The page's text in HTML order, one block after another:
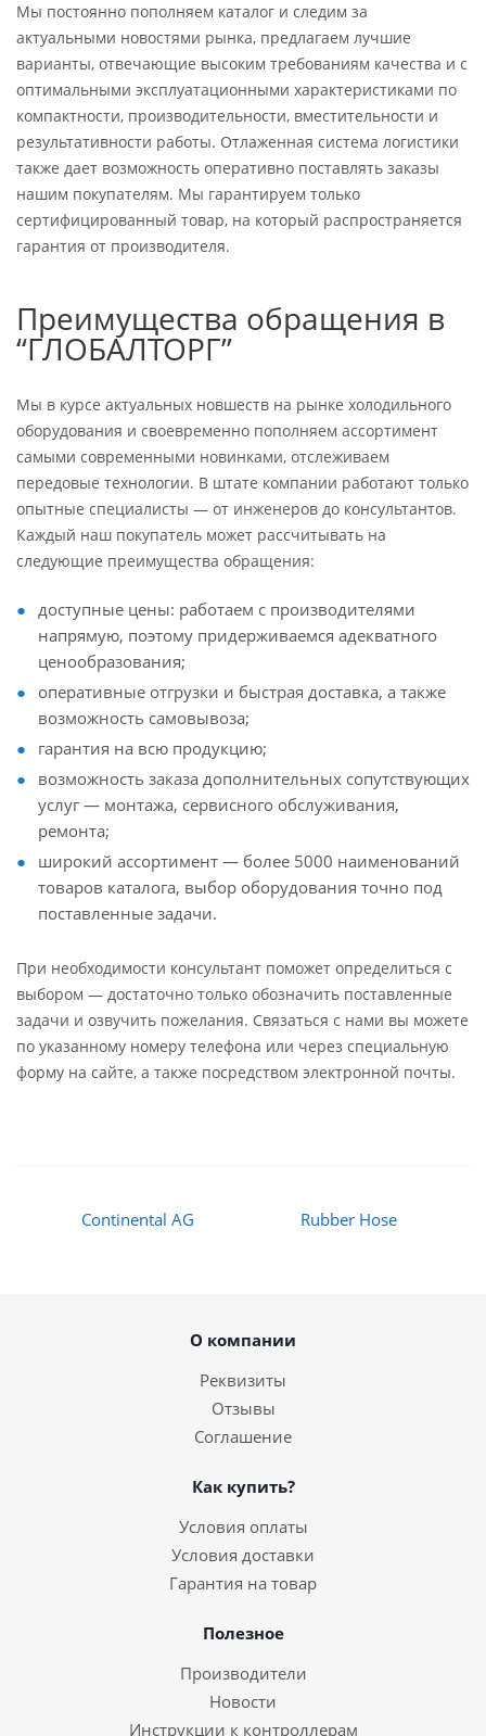
Мы постоянно пополняем каталог и следим за
актуальными новостями рынка, предлагаем лучшие
варианты, отвечающие высоким требованиям качества и с
оптимальными эксплуатационными характеристиками по
компактности, производительности, вместительности и
результативности работы. Отлаженная система логистики
также дает возможность оперативно поставлять заказы
нашим покупателям. Мы гарантируем только
сертифицированный товар, на который распространяется
гарантия от производителя.
Преимущества обращения в
“ГЛОБАЛТОРГ”
Мы в курсе актуальных новшеств на рынке холодильного
оборудования и своевременно пополняем ассортимент
самыми современными новинками, отслеживаем
передовые технологии. В штате компании работают только
опытные специалисты — от инженеров до консультантов.
Каждый наш покупатель может рассчитывать на
следующие преимущества обращения:
доступные цены: работаем с производителями
напрямую, поэтому придерживаемся адекватного
ценообразования;
оперативные отгрузки и быстрая доставка, а также
возможность самовывоза;
гарантия на всю продукцию;
возможность заказа дополнительных сопутствующих
услуг — монтажа, сервисного обслуживания,
ремонта;
широкий ассортимент — более 5000 наименований
товаров каталога, выбор оборудования точно под
поставленные задачи.
При необходимости консультант поможет определиться с
выбором — достаточно только обозначить поставленные
задачи и озвучить пожелания. Связаться с нами вы можете
по указанному номеру телефона или через специальную
форму на сайте, а также посредством электронной почты.
Continental AG Rubber Hose
О компании
Реквизиты
Отзывы
Соглашение
Как купить?
Условия оплаты
Условия доставки
Гарантия на товар
Полезное
Производители
Новости
Инструкции к контроллерам